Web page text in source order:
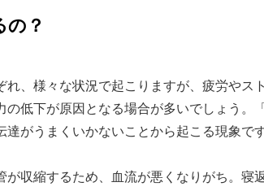
の？
、様々な状況で起こりますが、疲労やス
の低下が原因となる場合が多いでしょう。
達がうまくいかないことから起こる現象です
収縮するため、血流が悪くなりがち。寝